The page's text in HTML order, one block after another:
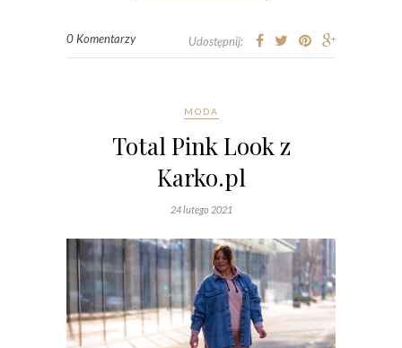
0 Komentarzy Udostępnij:
MODA
Total Pink Look z
Karko.pl
24 lutego 2021